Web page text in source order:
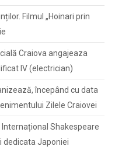
Filmul „Hoinari prin
Craiova angajeaza
IV (electrician)
începând cu data
Zilele Craiovei
Shakespeare
dedicata Japoniei